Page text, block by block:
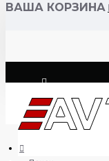
ВАША КОРЗИНА
Логин
Регистрация